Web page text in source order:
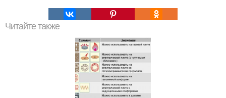
Читайте также